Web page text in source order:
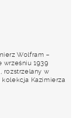
Wolfram –
wrześniu 1939
rozstrzelany w
kolekcja Kazimierza